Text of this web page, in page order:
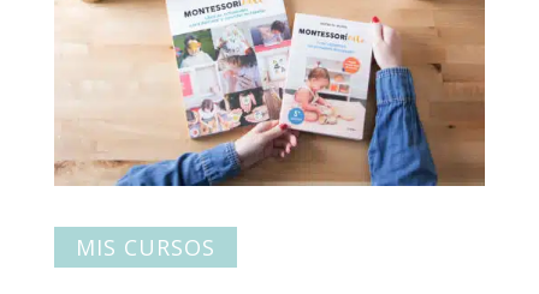
MIS CURSOS